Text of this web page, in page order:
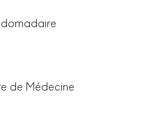
de Médecine